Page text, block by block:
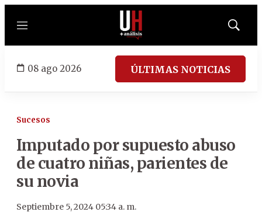
Menú
Mostrar
08 ago 2026 ÚLTIMAS NOTICIAS
Sucesos
Imputado por supuesto abuso
de cuatro niñas, parientes de
su novia
Septiembre 5, 2024 05:34 a. m.